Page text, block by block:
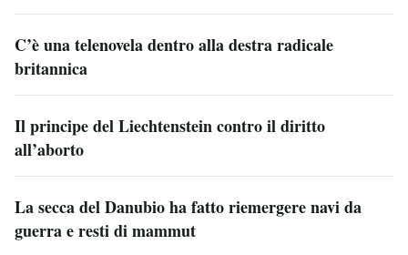
C’è una telenovela dentro alla destra radicale
britannica
Il principe del Liechtenstein contro il diritto
all’aborto
La secca del Danubio ha fatto riemergere navi da
guerra e resti di mammut